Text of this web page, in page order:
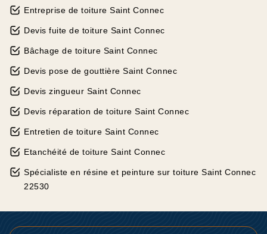
Entreprise de toiture Saint Connec
Devis fuite de toiture Saint Connec
Bâchage de toiture Saint Connec
Devis pose de gouttière Saint Connec
Devis zingueur Saint Connec
Devis réparation de toiture Saint Connec
Entretien de toiture Saint Connec
Etanchéité de toiture Saint Connec
Spécialiste en résine et peinture sur toiture Saint Connec
22530